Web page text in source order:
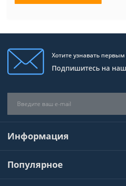
Хотите узнавать
Подпишитесь на
Информация
Популярное